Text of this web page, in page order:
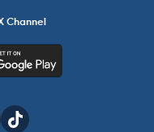
Channel